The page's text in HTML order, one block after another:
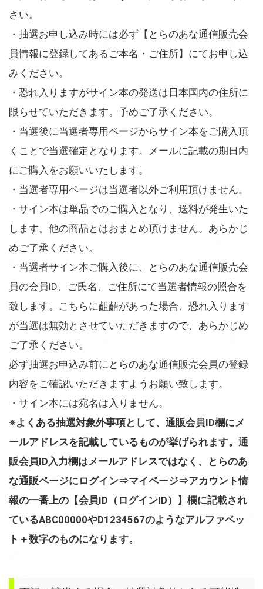
さい。
・抽選お申し込み時には必ず【とらのあな通信販売会
員情報に登録してあるご本名・ご住所】にてお申し込
みください。
・恐れ入りますがサイン本の発送は日本国内の住所に
限らせていただきます。予めご了承ください。
・当選後に当選者専用ページからサイン本をご購入頂
くことで当選確定となります。メールに記載の期日内
にご購入をお願いいたします。
・当選者専用ページは当選者以外ご利用頂けません。
・サイン本は単品でのご購入となり、送料が発生いた
します。他の商品とはおまとめ頂けません。あらかじ
めご了承ください。
・当選者サイン本ご購入後に、とらのあな通信販売会
員の会員ID、ご氏名、ご住所にて当選者情報の照合を
致します。こちらに齟齬があった場合、恐れ入ります
が当選は無効とさせていただきますので、あらかじめ
ご了承ください。
必ず抽選お申込み前にとらのあな通信販売会員の登録
内容をご確認いただきますようお願い致します。
・サイン本には宛名は入りません。
※よくある抽選対象外事項として、通販会員ID欄にメ
ールアドレスを記載しているものが挙げられます。通
販会員ID入力欄はメールアドレスではなく、とらのあ
な通販ページにログイン⇒マイページ⇒アカウント情
報の一番上の【会員ID（ログインID）】欄に記載され
ているABC00000やD1234567のようなアルファベッ
ト＋数字のものになります。